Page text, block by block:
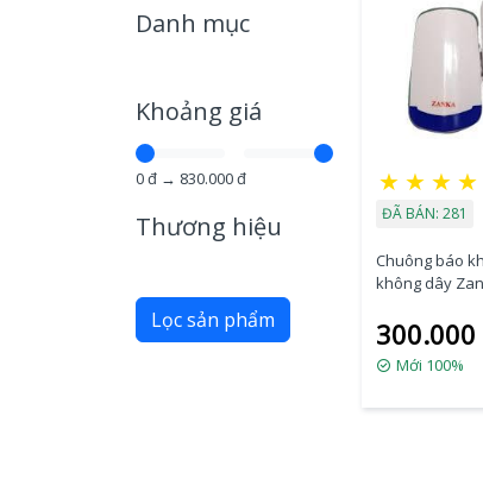
Danh mục
Khoảng giá
0đ → 830.000đ
Thương hiệu
Lọc sản phẩm
★ ★ ★ ★
ĐÃ BÁN: 281
Chuông báo
không dây
Mới 100%